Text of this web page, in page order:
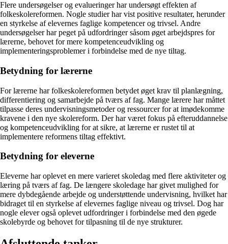
Flere undersøgelser og evalueringer har undersøgt effekten af
folkeskolereformen. Nogle studier har vist positive resultater, herunder
en styrkelse af elevernes faglige kompetencer og trivsel. Andre
undersøgelser har peget på udfordringer såsom øget arbejdspres for
lærerne, behovet for mere kompetenceudvikling og
implementeringsproblemer i forbindelse med de nye tiltag.
Betydning for lærerne
For lærerne har folkeskolereformen betydet øget krav til planlægning,
differentiering og samarbejde på tværs af fag. Mange lærere har måttet
tilpasse deres undervisningsmetoder og ressourcer for at imødekomme
kravene i den nye skolereform. Der har været fokus på efteruddannelse
og kompetenceudvikling for at sikre, at lærerne er rustet til at
implementere reformens tiltag effektivt.
Betydning for eleverne
Eleverne har oplevet en mere varieret skoledag med flere aktiviteter og
læring på tværs af fag. De længere skoledage har givet mulighed for
mere dybdegående arbejde og understøttende undervisning, hvilket har
bidraget til en styrkelse af elevernes faglige niveau og trivsel. Dog har
nogle elever også oplevet udfordringer i forbindelse med den øgede
skolebyrde og behovet for tilpasning til de nye strukturer.